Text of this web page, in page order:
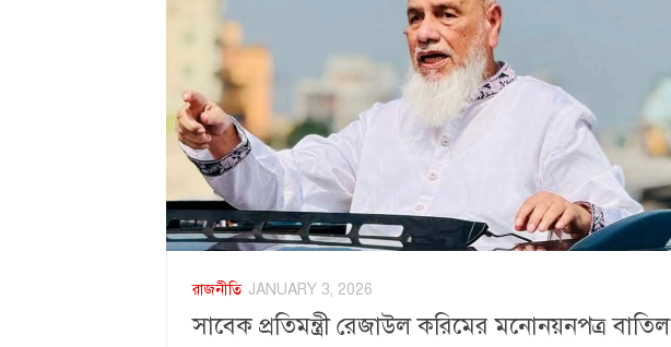
রাজনীতি JANUARY 3, 2026
সাবেক প্রতিমন্ত্রী রেজাউল করিমের মনোনয়নপত্র বাতিল